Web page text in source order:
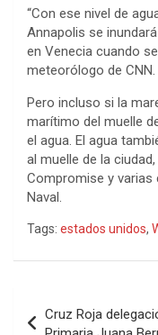
“Con ese nivel de
Annapolis se
en Venecia cuando
meteorólogo de CNN.
Pero incluso si la
marítimo del muelle
el agua. El agua
al muelle de la
Compromise y varias
Naval.
Tags: estados unidos,
de
Cruz Roja